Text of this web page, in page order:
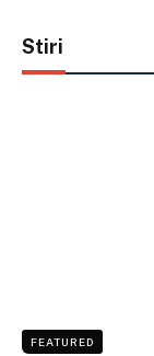
Stiri
FEATURED